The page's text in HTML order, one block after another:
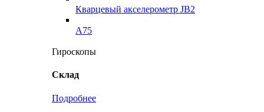
Кварцевый акселерометр JB2
A75
Гироскопы
Склад
Подробнее